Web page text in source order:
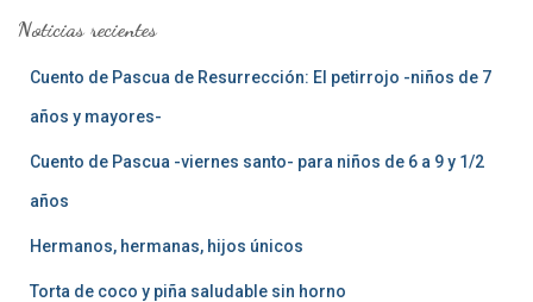
rNoticias recientes
Cuento de Pascua de Resurrección: El petirrojo -niños de 7
años y mayores-
Cuento de Pascua -viernes santo- para niños de 6 a 9 y 1/2
años
Hermanos, hermanas, hijos únicos
Torta de coco y piña saludable sin horno